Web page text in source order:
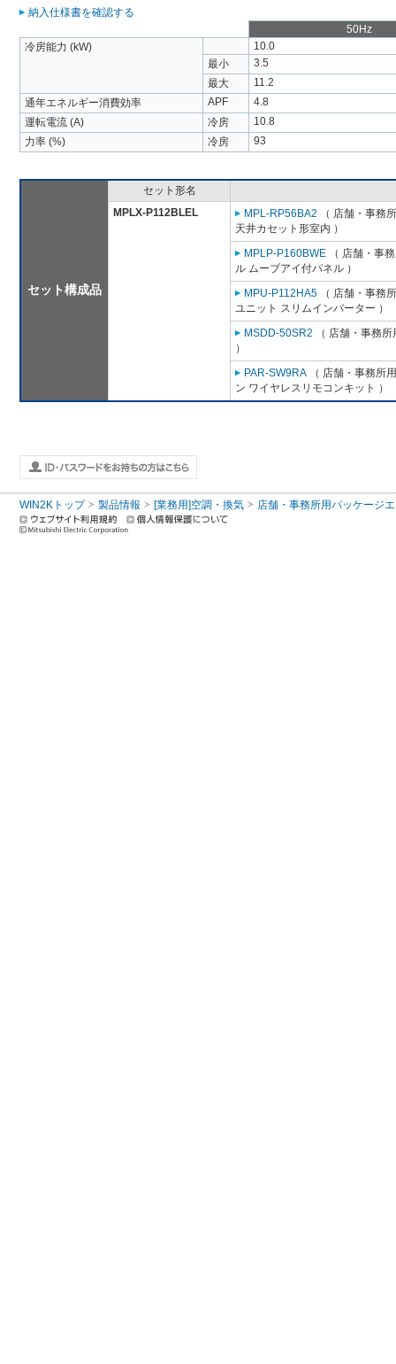
納入仕様書を確認する
50Hz
冷房能力 (kW)
10.0
最小
3.5
最大
11.2
通年エネルギー消費効率
APF
4.8
運転電流 (A)
冷房
10.8
力率 (%)
冷房 93
セット構成品
セット形名
MPLX-P112BLEL
MPL-RP56BA2 （ 店舗・事務
天井カセット形室内 ）
MPLP-P160BWE （ 店舗・事
ル ムーブアイ付パネル ）
MPU-P112HA5 （ 店舗・事務
ユニット スリムインバーター ）
MSDD-50SR2 （ 店舗・事務
）
PAR-SW9RA （ 店舗・事務所
ン ワイヤレスリモコンキット ）
WIN2Kトップ 製品情報 [業務用]空調・換気 店舗・事務所用パッケージ